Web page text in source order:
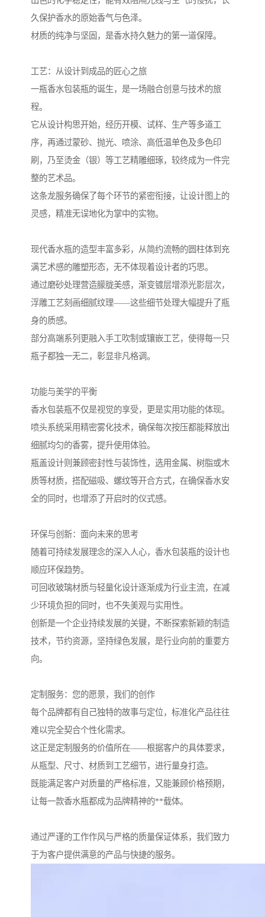
久保护香水的原始香气与色泽。
材质的纯净与坚固，是香水持久魅力的第一道保障。
工艺：从设计到成品的匠心之旅
一瓶香水包装瓶的诞生，是一场融合创意与技术的旅
程。
它从设计构思开始，经历开模、试样、生产等多道工
序，再通过蒙砂、抛光、喷涂、高低温单色及多色印
刷，乃至烫金（银）等工艺精雕细琢，较终成为一件完
整的艺术品。
这条龙服务确保了每个环节的紧密衔接，让设计图上的
灵感，精准无误地化为掌中的实物。
现代香水瓶的造型丰富多彩，从简约流畅的圆柱体到充
满艺术感的雕塑形态，无不体现着设计者的巧思。
通过磨砂处理营造朦胧美感，渐变镀层增添光影层次，
浮雕工艺刻画细腻纹理——这些细节处理大幅提升了瓶
身的质感。
部分高端系列更融入手工吹制或镶嵌工艺，使得每一只
瓶子都独一无二，彰显非凡格调。
功能与美学的平衡
香水包装瓶不仅是视觉的享受，更是实用功能的体现。
喷头系统采用精密雾化技术，确保每次按压都能释放出
细腻均匀的香雾，提升使用体验。
瓶盖设计则兼顾密封性与装饰性，选用金属、树脂或木
质等材质，搭配磁吸、螺纹等开合方式，在确保香水安
全的同时，也增添了开启时的仪式感。
环保与创新：面向未来的思考
随着可持续发展理念的深入人心，香水包装瓶的设计也
顺应环保趋势。
可回收玻璃材质与轻量化设计逐渐成为行业主流，在减
少环境负担的同时，也不失美观与实用性。
创新是一个企业持续发展的关键，不断探索新颖的制造
技术，节约资源，坚持绿色发展，是行业向前的重要方
向。
定制服务：您的愿景，我们的创作
每个品牌都有自己独特的故事与定位，标准化产品往往
难以完全契合个性化需求。
这正是定制服务的价值所在——根据客户的具体要求，
从瓶型、尺寸、材质到工艺细节，进行量身打造。
既能满足客户对质量的严格标准，又能兼顾价格预期，
让每一款香水瓶都成为品牌精神的**载体。
通过严谨的工作作风与严格的质量保证体系，我们致力
于为客户提供满意的产品与快捷的服务。